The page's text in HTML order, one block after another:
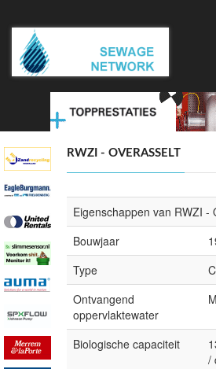
RWZI - OVERASSELT
Eigenschappen van RWZI -
Bouwjaar
Type
Ontvangend
oppervlaktewater
Biologische capaciteit
/